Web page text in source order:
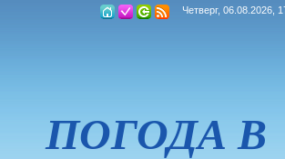
Четверг, 06.08.2026,
ПОГОДА В